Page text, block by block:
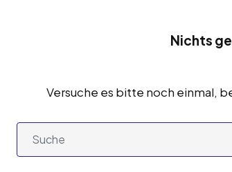
Nichts
Versuche es bitte noch einmal,